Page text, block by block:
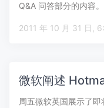
Q&A 问答部分的内容
微软阐述
周五微软英国展示了